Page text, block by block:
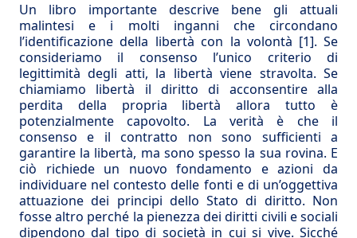
Un libro importante descrive bene gli attuali
malintesi e i molti inganni che circondano
l’identificazione della libertà con la volontà [1]. Se
consideriamo il consenso l’unico criterio di
legittimità degli atti, la libertà viene stravolta. Se
chiamiamo libertà il diritto di acconsentire alla
perdita della propria libertà allora tutto è
potenzialmente capovolto. La verità è che il
consenso e il contratto non sono sufficienti a
garantire la libertà, ma sono spesso la sua rovina. E
ciò richiede un nuovo fondamento e azioni da
individuare nel contesto delle fonti e di un’oggettiva
attuazione dei principi dello Stato di diritto. Non
fosse altro perché la pienezza dei diritti civili e sociali
dipendono dal tipo di società in cui si vive. Sicché